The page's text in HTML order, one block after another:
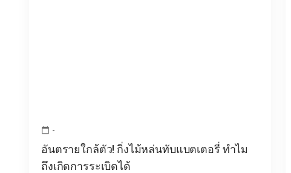
calendar_today -
อันตรายใกล้ตัว! กิ่งไม้หล่นทับแบตเตอรี่ ทำไม
ถึงเกิดการระเบิดได้